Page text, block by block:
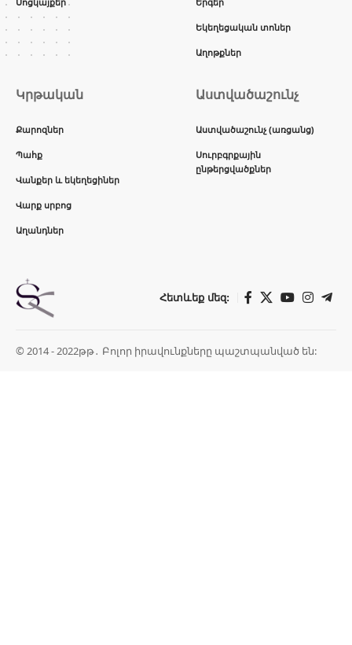
Սոցկայքեր Երգեր
Եկեղեցական տոներ
Աղոթքներ
Կրթական
Քարոզներ
Պահք
Վանքեր և եկեղեցիներ
Վարք սրբոց
Աղանդներ
Աստվածաշունչ
Աստվածաշունչ (առցանց)
Սուրբգրքային
ընթերցվածքներ
Հետևեք մեզ:
© 2014 - 2022թթ․ Բոլոր իրավունքները պաշտպանված են: